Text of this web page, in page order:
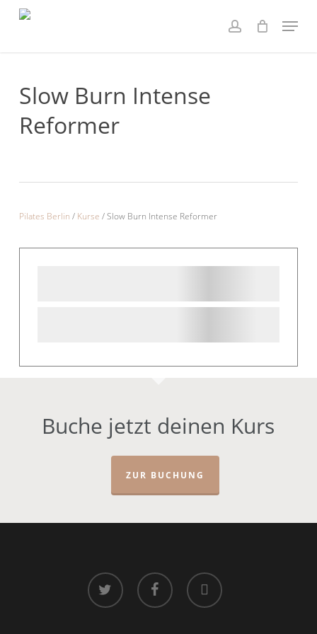
Skip
account
Menu
Slow Burn Intense
Reformer
Pilates Berlin / Kurse /Slow Burn Intense Reformer
Buche jetzt deinen Kurs
ZUR BUCHUNG
twitter facebook instagram